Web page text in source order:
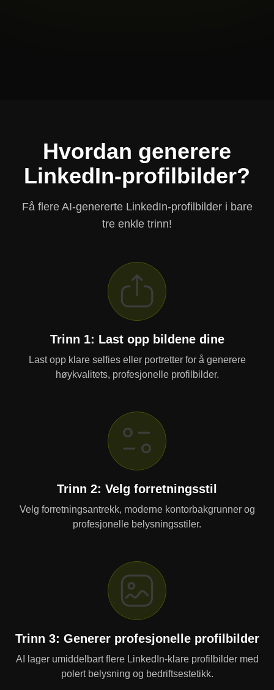
Hvordan generere
LinkedIn-profilbilder?
Få flere AI-genererte LinkedIn-profilbilder i bare
tre enkle trinn!
Trinn 1: Last opp bildene dine
Last opp klare selfies eller portretter for å generere
høykvalitets, profesjonelle profilbilder.
Trinn 2: Velg forretningsstil
Velg forretningsantrekk, moderne kontorbakgrunner og
profesjonelle belysningsstiler.
Trinn 3: Generer profesjonelle profilbilder
AI lager umiddelbart flere LinkedIn-klare profilbilder med
polert belysning og bedriftsestetikk.